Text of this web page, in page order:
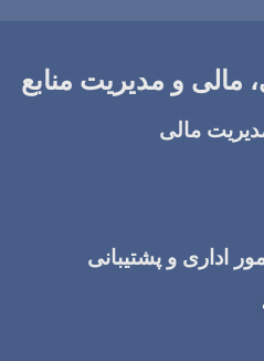
مالی و مدیریت منابع
مالی
اداری و پشتیبانی